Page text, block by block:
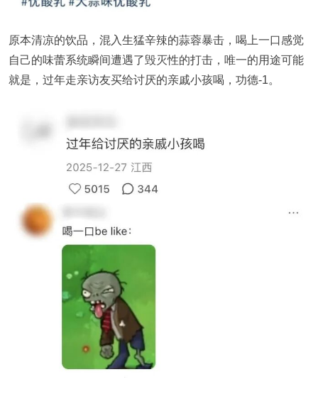
原本清凉的饮品，混入生猛辛辣的蒜蓉暴击，喝上一口感觉
自己的味蕾系统瞬间遭遇了毁灭性的打击，唯一的用途可能
就是，过年走亲访友买给讨厌的亲戚小孩喝，功德-1。